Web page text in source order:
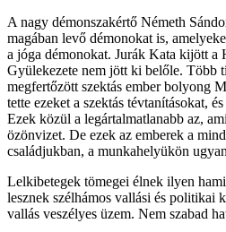
A nagy démonszakértő Németh
magában levő démonokat is,
a jóga démonokat. Jurák Kata kijött
Gyülekezete nem jött ki belőle. Több
megfertőzött szektás ember bolyong
tette ezeket a szektás tévtanításokat,
Ezek közül a legártalmatlanabb az,
özönvizet. De ezek az emberek a
családjukban, a munkahelyükön
Lelkibetegek tömegei élnek ilyen
lesznek szélhámos vallási és politikai
vallás veszélyes üzem. Nem szabad